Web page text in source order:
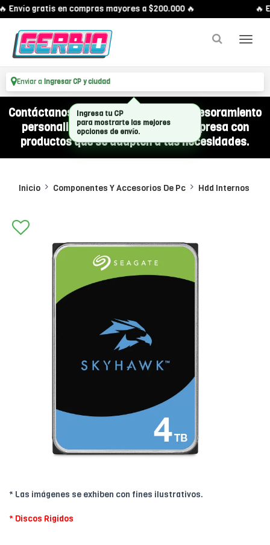
Envío gratis en compras mayores a $200.000 🔥 🔥
Enviar a Ingresar CP y ciudad
Contáctanos por WhatsApp y recibí asesoramiento
personalizado para equipar a tu empresa con
productos que se adapten a tus necesidades.
Inicio Componentes Y Accesorios De Pc Hdd Internos
* Las imágenes se exhiben con fines ilustrativos.
* Discos Rigidos
Ingresa tu CP
para mostrarte las mejores
opciones de envío.